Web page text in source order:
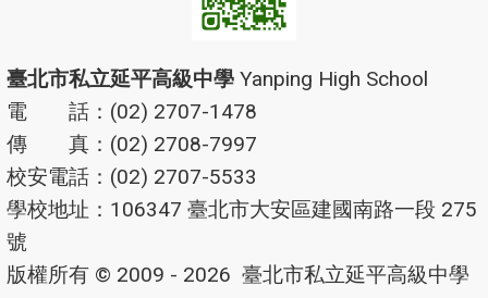
臺北市私立延平高級中學 Yanping High School
電 話：(02) 2707-1478
傳 真：(02) 2708-7997
校安電話：(02) 2707-5533
學校地址：106347 臺北市大安區建國南路一段 275
號
版權所有 © 2009 - 2026 臺北市私立延平高級中學